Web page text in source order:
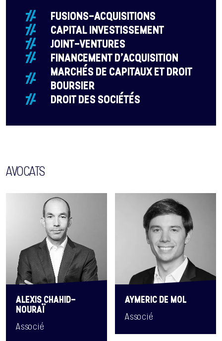
FUSIONS-ACQUISITIONS
CAPITAL INVESTISSEMENT
JOINT-VENTURES
FINANCEMENT D’ACQUISITION
MARCHÉS DE CAPITAUX ET DROIT
BOURSIER
DROIT DES SOCIÉTÉS
AVOCATS
ALEXIS CHAHID-
NOURAÏ
Associé
AYMERIC DE MOL
Associé